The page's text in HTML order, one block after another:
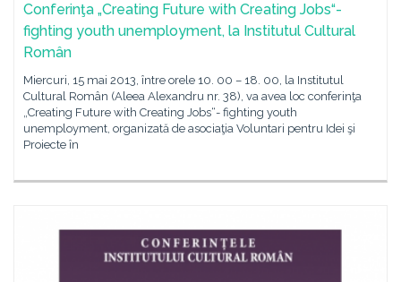
Conferinţa „Creating Future with Creating Jobs“-
fighting youth unemployment, la Institutul Cultural
Român
Miercuri, 15 mai 2013, între orele 10. 00 – 18. 00, la Institutul
Cultural Român (Aleea Alexandru nr. 38), va avea loc conferinţa
„Creating Future with Creating Jobs“- fighting youth
unemployment, organizată de asociaţia Voluntari pentru Idei şi
Proiecte în